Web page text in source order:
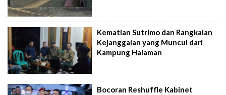
Kematian Sutrimo dan Rangkaian
Kejanggalan yang Muncul dari
Kampung Halaman
Bocoran Reshuffle Kabinet